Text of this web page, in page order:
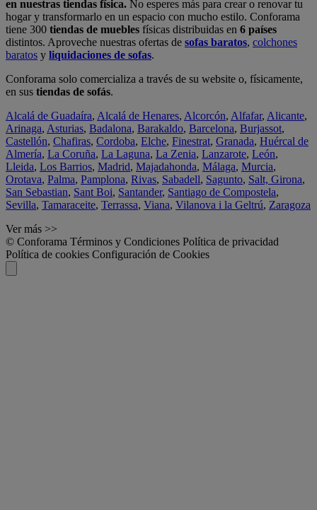
en nuestras tiendas física. No esperes más para crear o renovar tu
hogar y transformarlo en un espacio con mucho estilo. Conforama
tiene 300 tiendas de muebles físicas distribuidas en 6 países
distintos. Aproveche nuestras ofertas de sofas baratos, colchones
baratos y liquidaciones de sofas.
Conforama solo comercializa a través de su website o, físicamente,
en sus tiendas de sofás.
Alcalá de Guadaíra, Alcalá de Henares, Alcorcón, Alfafar, Alicante,
Arinaga, Asturias, Badalona, Barakaldo, Barcelona, Burjassot,
Castellón, Chafiras, Cordoba, Elche, Finestrat, Granada, Huércal de
Almería, La Coruña, La Laguna, La Zenia, Lanzarote, León,
Lleida, Los Barrios, Madrid, Majadahonda, Málaga, Murcia,
Orotava, Palma, Pamplona, Rivas, Sabadell, Sagunto, Salt, Girona,
San Sebastian, Sant Boi, Santander, Santiago de Compostela,
Sevilla, Tamaraceite, Terrassa, Viana, Vilanova i la Geltrú, Zaragoza
Ver más >>
© Conforama Términos y Condiciones Política de privacidad
Política de cookies Configuración de Cookies